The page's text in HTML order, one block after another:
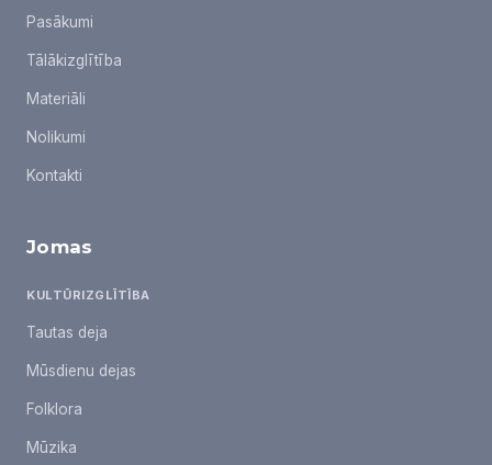
Pasākumi
Tālākizglītība
Materiāli
Nolikumi
Kontakti
Jomas
KULTŪRIZGLĪTĪBA
Tautas deja
Mūsdienu dejas
Folklora
Mūzika